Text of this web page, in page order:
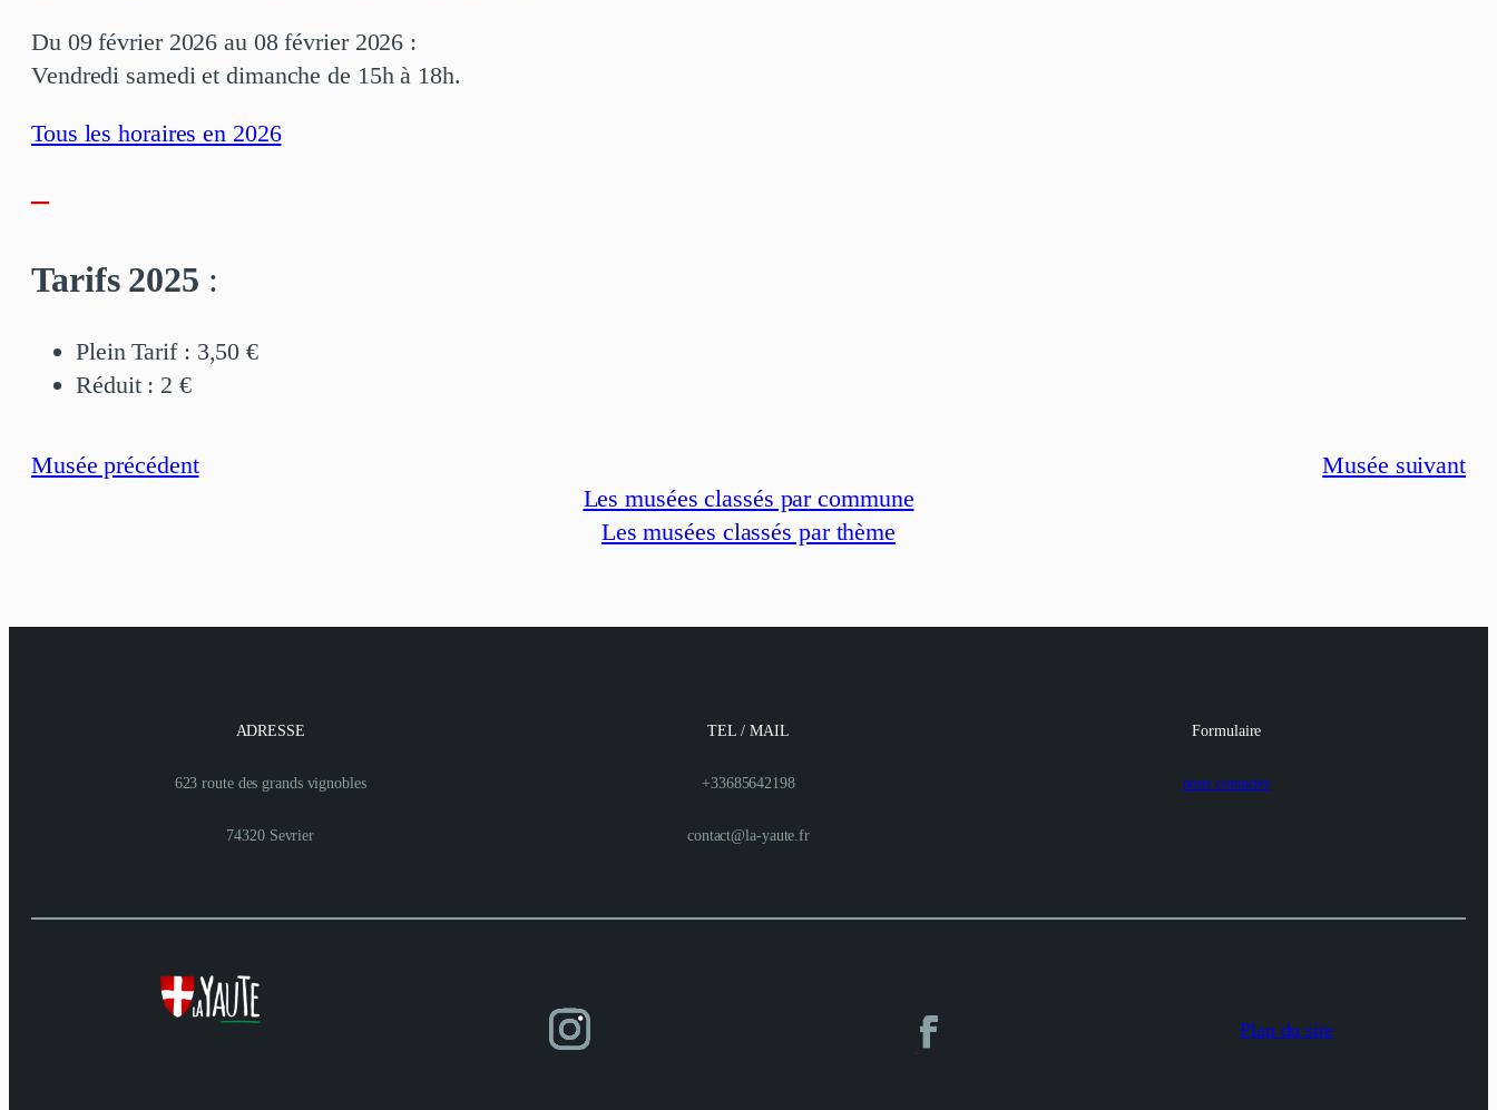
Du 09 février 2026 au 08 février 2026 :
Vendredi samedi et dimanche de 15h à 18h.
Tous les horaires en 2026
–
Tarifs 2025 :
Plein Tarif : 3,50 €
Réduit : 2 €
Musée précédent
Musée suivant
Les musées classés par commune
Les musées classés par thème
ADRESSE
623 route des grands vignobles
74320 Sevrier
TEL / MAIL
+33685642198
contact@la-yaute.fr
Formulaire
nous contacter
Plan du site